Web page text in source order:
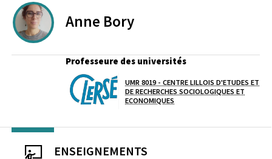
Anne Bory
Professeure des universités
Laboratoire / équipe
UMR 8019 - CENTRE LILLOIS D'ETUDES ET
DE RECHERCHES SOCIOLOGIQUES ET
ECONOMIQUES
ENSEIGNEMENTS